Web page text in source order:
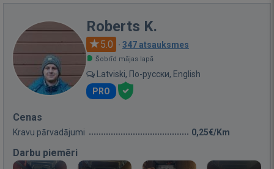
Roberts K.
5.0 · 347 atsauksmes
Šobrīd mājas lapā
Latviski, По-русски, English
PRO
Cenas
Kravu pārvadājumi 0,25€/Km
Darbu piemēri